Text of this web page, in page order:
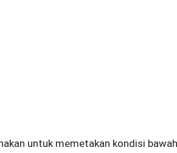
untuk memetakan kondisi bawah